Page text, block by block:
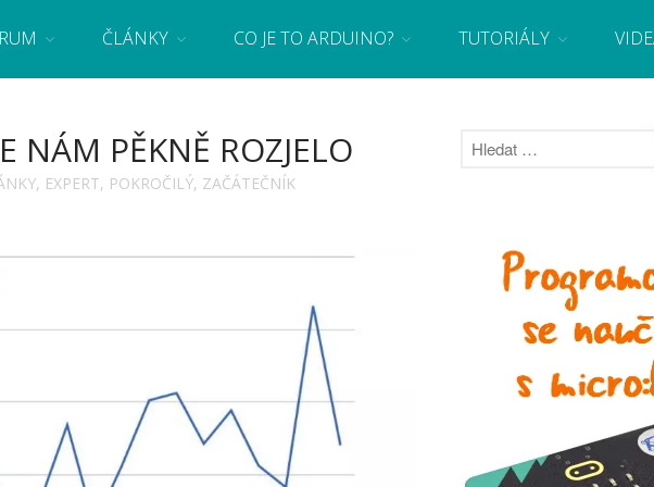
se základy programování a elektroniky zábavnou formou! Arduino a microbit projekty, návody, novinky i
ČLÁNKY CO JE TO ARDUINO? TUTORIÁLY
NÁM PĚKNĚ ROZJELO
, EXPERT, POKROČILÝ, ZAČÁTEČNÍK